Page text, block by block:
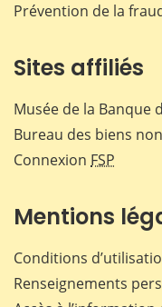
Prévention de la
Sites affiliés
Musée de la Banque
Bureau des biens
Connexion FSP
Mentions
Conditions
Renseignements